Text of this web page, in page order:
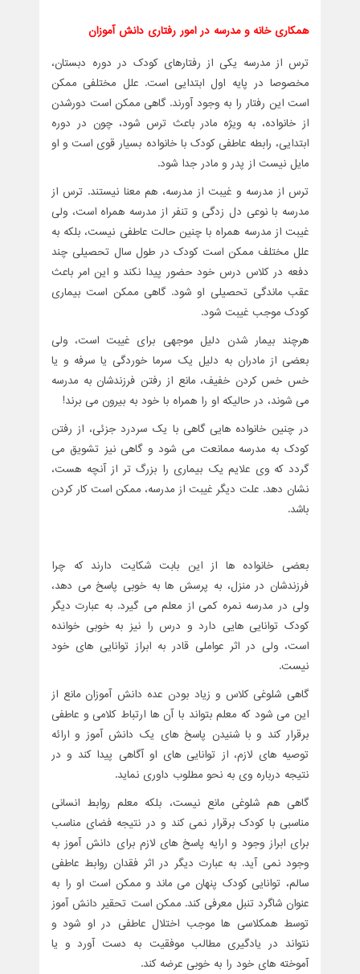
همکاری خانه و مدرسه در امور رفتاری دانش آموزان
ترس از مدرسه یکی از رفتارهای کودک در دوره دبستان،
مخصوصا در پایه اول ابتدایی است. علل مختلفی ممکن
است این رفتار را به وجود آورند. گاهی ممکن است دورشدن
از خانواده، به ویژه مادر باعث ترس شود، چون در دوره
ابتدایی، رابطه عاطفی کودک با خانواده بسیار قوی است و او
مایل نیست از پدر و مادر جدا شود.
ترس از مدرسه و غیبت از مدرسه، هم معنا نیستند. ترس از
مدرسه با نوعی دل زدگی و تنفر از مدرسه همراه است، ولی
غیبت از مدرسه همراه با چنین حالت عاطفی نیست، بلکه به
علل مختلف ممکن است کودک در طول سال تحصیلی چند
دفعه در کلاس درس خود حضور پیدا نکند و این امر باعث
عقب ماندگی تحصیلی او شود. گاهی ممکن است بیماری
کودک موجب غیبت شود.
هرچند بیمار شدن دلیل موجهی برای غیبت است، ولی
بعضی از مادران به دلیل یک سرما خوردگی یا سرفه و یا
خس خس کردن خفیف، مانع از رفتن فرزندشان به مدرسه
می شوند، در حالیکه او را همراه با خود به بیرون می برند!
در چنین خانواده هایی گاهی با یک سردرد جزئی، از رفتن
کودک به مدرسه ممانعت می شود و گاهی نیز تشویق می
گردد که وی علایم یک بیماری را بزرگ تر از آنچه هست،
نشان دهد. علت دیگر غیبت از مدرسه، ممکن است کار کردن
باشد.
بعضی خانواده ها از این بابت شکایت دارند که چرا
فرزندشان در منزل، به پرسش ها به خوبی پاسخ می دهد،
ولی در مدرسه نمره کمی از معلم می گیرد. به عبارت دیگر
کودک توانایی هایی دارد و درس را نیز به خوبی خوانده
است، ولی در اثر عواملی قادر به ابراز توانایی های خود
نیست.
گاهی شلوغی کلاس و زیاد بودن عده دانش آموزان مانع از
این می شود که معلم بتواند با آن ها ارتباط کلامی و عاطفی
برقرار کند و با شنیدن پاسخ های یک دانش آموز و ارائه
توصیه های لازم، از توانایی های او آگاهی پیدا کند و در
نتیجه درباره وی به نحو مطلوب داوری نماید.
گاهی هم شلوغی مانع نیست، بلکه معلم روابط انسانی
مناسبی با کودک برقرار نمی کند و در نتیجه فضای مناسب
برای ابراز وجود و ارایه پاسخ های لازم برای دانش آموز به
وجود نمی آید. به عبارت دیگر در اثر فقدان روابط عاطفی
سالم، توانایی کودک پنهان می ماند و ممکن است او را به
عنوان شاگرد تنبل معرفی کند. ممکن است تحقیر دانش آموز
توسط همکلاسی ها موجب اختلال عاطفی در او شود و
نتواند در یادگیری مطالب موفقیت به دست آورد و یا
آموخته های خود را به خوبی عرضه کند.